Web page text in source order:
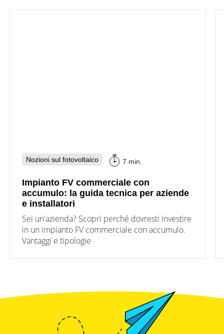
Nozioni sul fotovoltaico 7 min.
Impianto FV commerciale con
accumulo: la guida tecnica per aziende
e installatori
Sei un'azienda? Scopri perché dovresti investire
in un impianto FV commerciale con accumulo.
Vantaggi e tipologie